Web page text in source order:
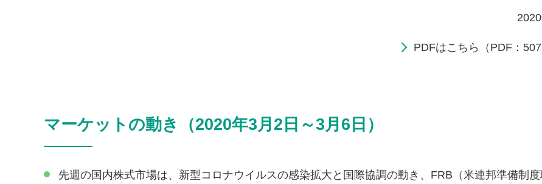
PDFはこちら（PDF：
マーケットの動き（2020年3月2日～3月6日）
先週の国内株式市場は、新型コロナウイルスの感染拡大と国際協調の動き、FRB（米連邦準備制